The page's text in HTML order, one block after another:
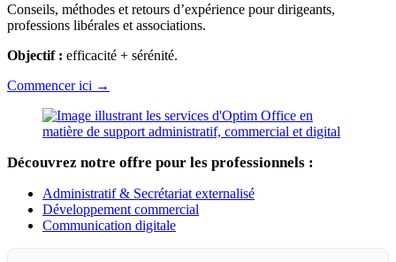
Conseils, méthodes et retours d’expérience pour dirigeants,
professions libérales et associations.
Objectif : efficacité + sérénité.
Commencer ici →
Découvrez notre offre pour les professionnels :
Administratif & Secrétariat externalisé
Développement commercial
Communication digitale